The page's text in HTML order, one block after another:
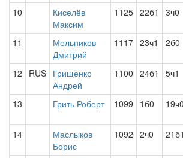
10
Киселёв
Максим
1125 22б1 3ч0
11
Мельников
Дмитрий
1117 23ч1 2б0
12 RUS Грищенко
Андрей
1100 24б1 5ч1
13 Грить Роберт 1099 1б0 19ч0
14
Маслыков
Борис
1092 2ч0 21б1